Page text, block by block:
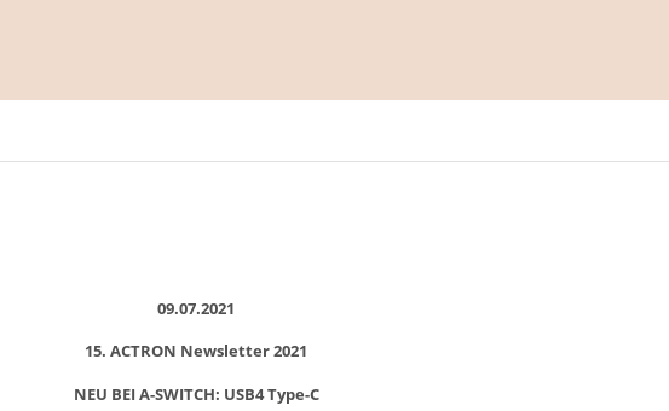
09.07.2021
15. ACTRON Newsletter 2021
NEU BEI A-SWITCH: USB4 Type-C